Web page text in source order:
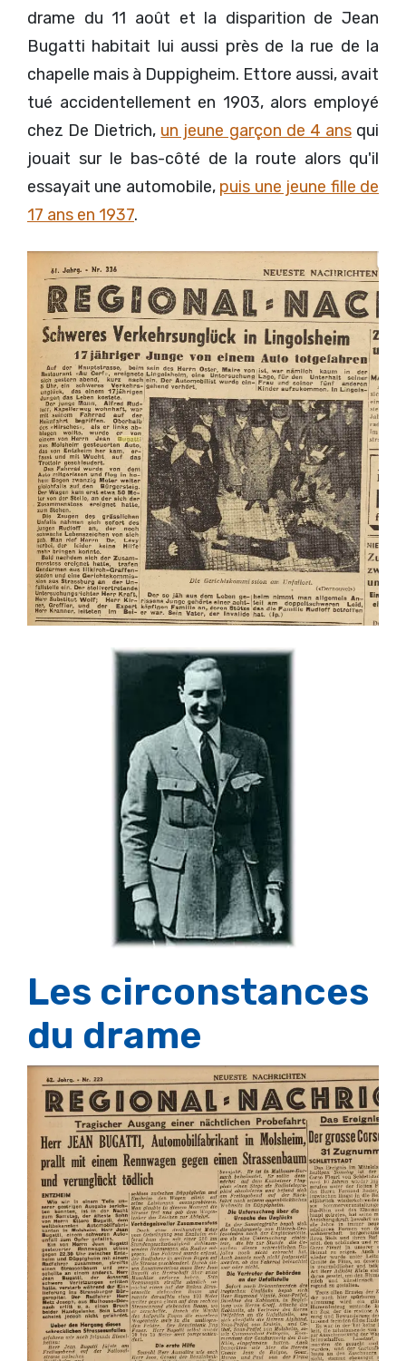
drame du 11 août et la disparition de Jean
Bugatti habitait lui aussi près de la rue de la
chapelle mais à Duppigheim. Ettore aussi, avait
tué accidentellement en 1903, alors employé
chez De Dietrich, un jeune garçon de 4 ansqui
jouait sur le bas-côté de la route alors qu'il
essayait une automobile, puis une jeune fille de
17 ans en 1937.
Les circonstances
du drame